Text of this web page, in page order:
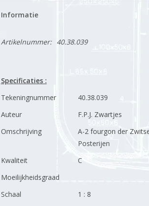
Informatie
Artikelnummer: 40.38.039
Specificaties :
Tekeningnummer
40.38.039
Auteur
F.P.J. Zwartjes
Omschrijving
A-2 fourgon der
Posterijen
Kwaliteit
C
Moeilijkheidsgraad
Schaal
1 : 8